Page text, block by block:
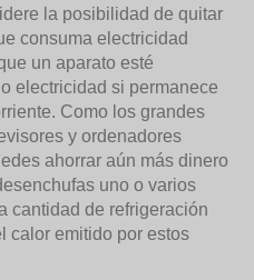
la posibilidad de quitar
consuma electricidad
un aparato esté
electricidad si permanece
Como los grandes
y ordenadores
ahorrar aún más dinero
uno o varios
cantidad de refrigeración
calor emitido por estos